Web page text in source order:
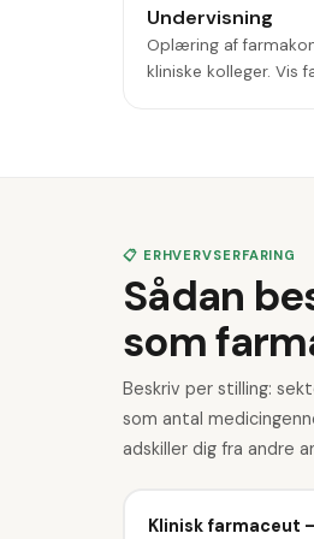
Undervisning
Oplæring af
kliniske kolleger. Vis
📋 ERHVERVSERFARING
Sådan
som
Beskriv per stilling:
som antal
adskiller dig fra andre
Klinisk farmaceut